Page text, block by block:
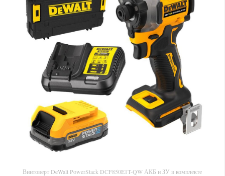
Винтоверт DeWalt PowerStack DCF850E1T-QW АКБ и ЗУ в комплекте